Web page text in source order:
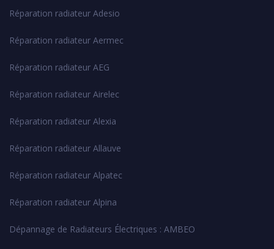
Réparation radiateur Adesio
Réparation radiateur Aermec
Réparation radiateur AEG
Réparation radiateur Airelec
Réparation radiateur Alexia
Réparation radiateur Allauve
Réparation radiateur Alpatec
Réparation radiateur Alpina
Dépannage de Radiateurs Électriques : AMBEO